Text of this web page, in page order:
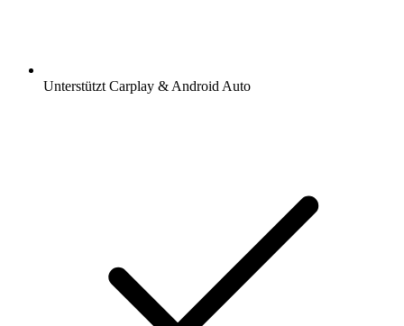
Unterstützt Carplay & Android Auto